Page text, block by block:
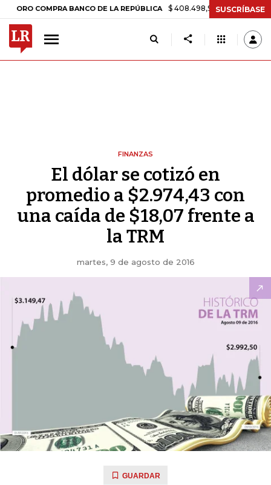
COMPRA BANCO DE LA REPÚBLICA $ 408.498,97 +$ 8.753,81 +2,19%
SUSCRÍBASE
FINANZAS
El dólar se cotizó en
promedio a $2.974,43 con
una caída de $18,07 frente a
la TRM
martes, 9 de agosto de 2016
GUARDAR